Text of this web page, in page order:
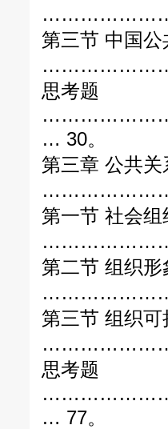
第三节 中国
思考题
… 30。
第三章 公共关
第一节 社会
第二节 组织
第三节 组织
思考题
… 77。